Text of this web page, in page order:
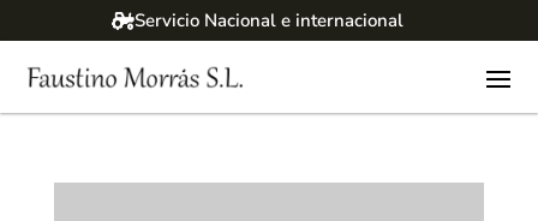
Servicio Nacional e internacional